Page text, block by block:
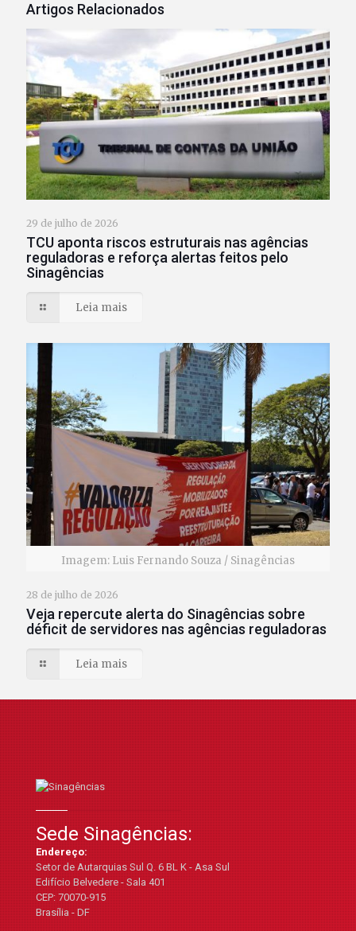
Artigos Relacionados
29 de julho de 2026
TCU aponta riscos estruturais nas agências
reguladoras e reforça alertas feitos pelo
Sinagências
Leia mais
Imagem: Luis Fernando Souza / Sinagências
28 de julho de 2026
Veja repercute alerta do Sinagências sobre
déficit de servidores nas agências reguladoras
Leia mais
Sede Sinagências:
Endereço:
Setor de Autarquias Sul Q. 6 BL K - Asa Sul
Edifício Belvedere - Sala 401
CEP: 70070-915
Brasília - DF